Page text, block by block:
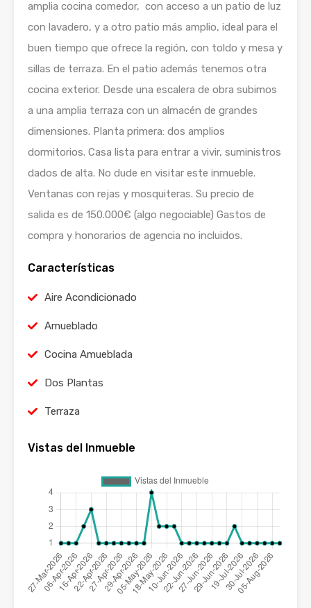
amplia cocina comedor, con acceso a un patio de luz
con lavadero, y a otro patio más amplio, ideal para el
buen tiempo que ofrece la región, con toldo y mesa y
sillas de terraza. En el patio además tenemos otra
cocina exterior. Desde una escalera de obra subimos
a una amplia terraza con un almacén de grandes
dimensiones. Planta primera: dos amplios
dormitorios. Casa lista para entrar a vivir, suministros
dados de alta. No dude en visitar este inmueble.
Ventanas con rejas y mosquiteras. Su precio de
salida es de 150.000€ (algo negociable) Gastos de
compra y honorarios de agencia no incluidos.
Características
Aire Acondicionado
Amueblado
Cocina Amueblada
Dos Plantas
Terraza
Vistas del Inmueble